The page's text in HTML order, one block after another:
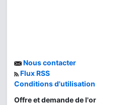
Nous contacter
Flux RSS
Conditions d'utilisation
Offre et demande de l'or